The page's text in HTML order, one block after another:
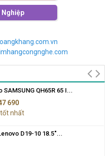
Nghiệp
SAMSUNG QH65R 65 I...
690
nhất
D19-10 18.5"...